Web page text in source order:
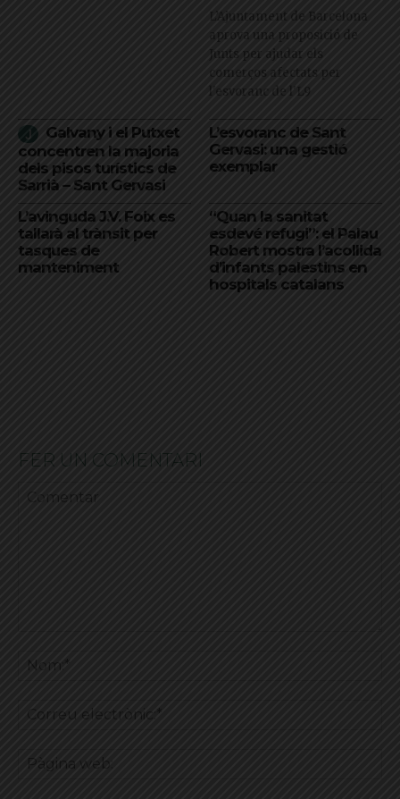
L’Ajuntament de Barcelona
aprova una proposició de
Junts per ajudar els
comerços afectats per
l'esvoranc de l'L9
Galvany i el Putxet
concentren la majoria
dels pisos turístics de
Sarrià – Sant Gervasi
L’esvoranc de Sant
Gervasi: una gestió
exemplar
L’avinguda J.V. Foix es
tallarà al trànsit per
tasques de
manteniment
“Quan la sanitat
esdevé refugi”: el Palau
Robert mostra l’acollida
d’infants palestins en
hospitals catalans
FER UN COMENTARI